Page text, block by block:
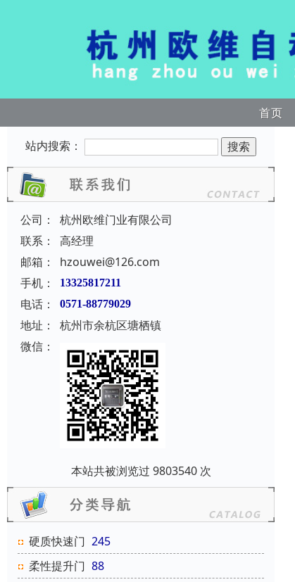
首页
站内搜索：
公司：
杭州欧维门业有限公司
联系：
高经理
邮箱：
hzouwei@126.com
手机：
13325817211
电话： 0571-88779029
地址：
杭州市余杭区塘栖镇
微信：
本站共被浏览过 9803540 次
硬质快速门 245
柔性提升门 88